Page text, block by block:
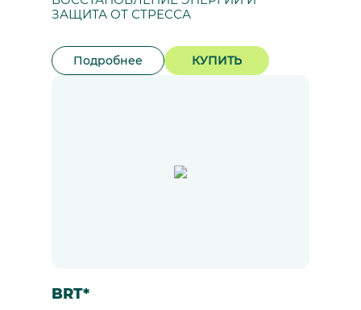
ЗАЩИТА ОТ СТРЕССА
Подробнее КУПИТЬ
BRT*